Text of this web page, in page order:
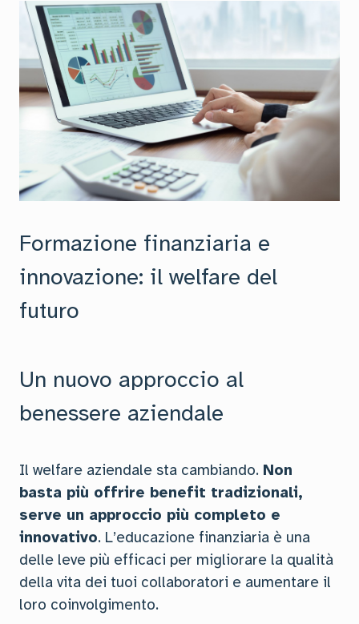
Formazione finanziaria e
innovazione: il welfare del
futuro
Un nuovo approccio al
benessere aziendale
Il welfare aziendale sta cambiando. Non
basta più offrire benefit tradizionali,
serve un approccio più completo e
innovativo. L’educazione finanziaria è una
delle leve più efficaci per migliorare la qualità
della vita dei tuoi collaboratori e aumentare il
loro coinvolgimento.